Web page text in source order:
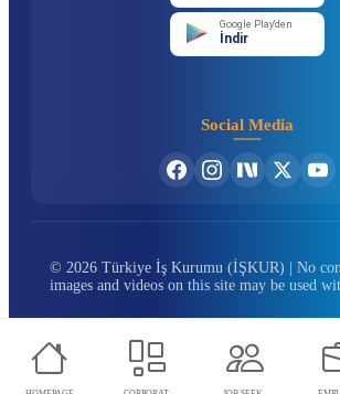
CORPORATE
JOB SEEKER
EMPLOYER
Google Play'den
İndir
Social Media
© 2026 Türkiye İş Kurumu (İŞKUR) | No
images and videos on this site may be used